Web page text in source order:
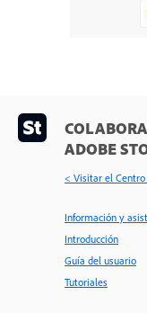
ADOBE
< Visitar el
Información y
Introducción
Guía del usuario
Tutoriales